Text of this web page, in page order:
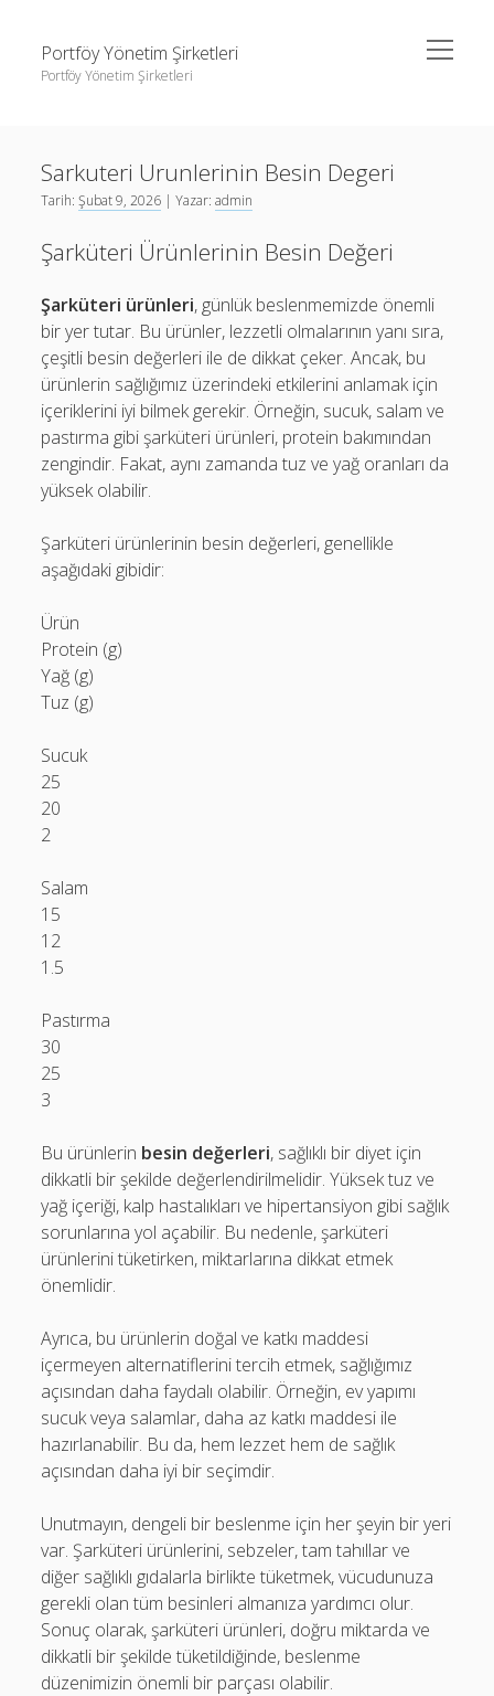
Portföy Yönetim Şirketleri
Portföy Yönetim Şirketleri
menüyü
aç
Sayfa Listesi
Youtube Beğeni Gönderme Hilesi
Sayfa Listesi
Youtube Beğeni Gönderme Hilesi
Sarkuteri Urunlerinin Besin Degeri
Tarih:Şubat 9, 2026 | Yazar:admin
Şarküteri Ürünlerinin Besin Değeri
Şarküteri ürünleri, günlük beslenmemizde önemli
bir yer tutar. Bu ürünler, lezzetli olmalarının yanı sıra,
çeşitli besin değerleri ile de dikkat çeker. Ancak, bu
ürünlerin sağlığımız üzerindeki etkilerini anlamak için
içeriklerini iyi bilmek gerekir. Örneğin, sucuk, salam ve
pastırma gibi şarküteri ürünleri, protein bakımından
zengindir. Fakat, aynı zamanda tuz ve yağ oranları da
yüksek olabilir.
Şarküteri ürünlerinin besin değerleri, genellikle
aşağıdaki gibidir:
Ürün
Protein (g)
Yağ (g)
Tuz (g)
Sucuk
25
20
2
Salam
15
12
1.5
Pastırma
30
25
3
Bu ürünlerin besin değerleri, sağlıklı bir diyet için
dikkatli bir şekilde değerlendirilmelidir. Yüksek tuz ve
yağ içeriği, kalp hastalıkları ve hipertansiyon gibi sağlık
sorunlarına yol açabilir. Bu nedenle, şarküteri
ürünlerini tüketirken, miktarlarına dikkat etmek
önemlidir.
Ayrıca, bu ürünlerin doğal ve katkı maddesi
içermeyen alternatiflerini tercih etmek, sağlığımız
açısından daha faydalı olabilir. Örneğin, ev yapımı
sucuk veya salamlar, daha az katkı maddesi ile
hazırlanabilir. Bu da, hem lezzet hem de sağlık
açısından daha iyi bir seçimdir.
Unutmayın, dengeli bir beslenme için her şeyin bir yeri
var. Şarküteri ürünlerini, sebzeler, tam tahıllar ve
diğer sağlıklı gıdalarla birlikte tüketmek, vücudunuza
gerekli olan tüm besinleri almanıza yardımcı olur.
Sonuç olarak, şarküteri ürünleri, doğru miktarda ve
dikkatli bir şekilde tüketildiğinde, beslenme
düzenimizin önemli bir parçası olabilir.